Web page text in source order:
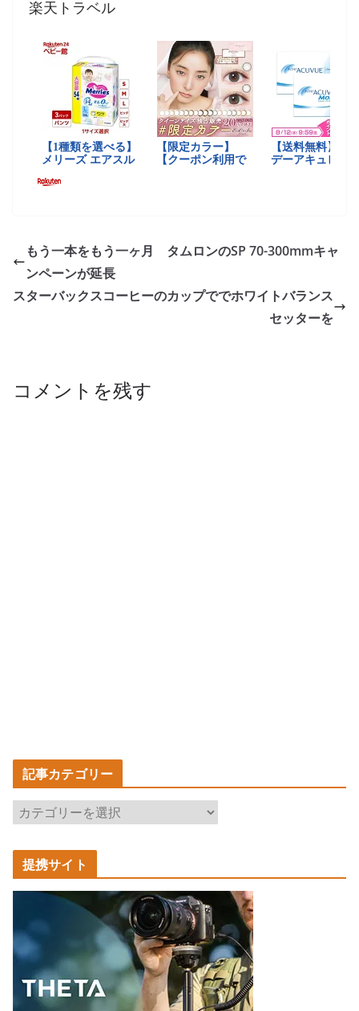
楽天トラベル
もう一本をもう一ヶ月 タムロンのSP 70-300mmキャ
ンペーンが延長
スターバックスコーヒーのカップででホワイトバランス
セッターを
コメントを残す
記事カテゴリー
記
事
カ
テ
ゴ
ー
提携サイト